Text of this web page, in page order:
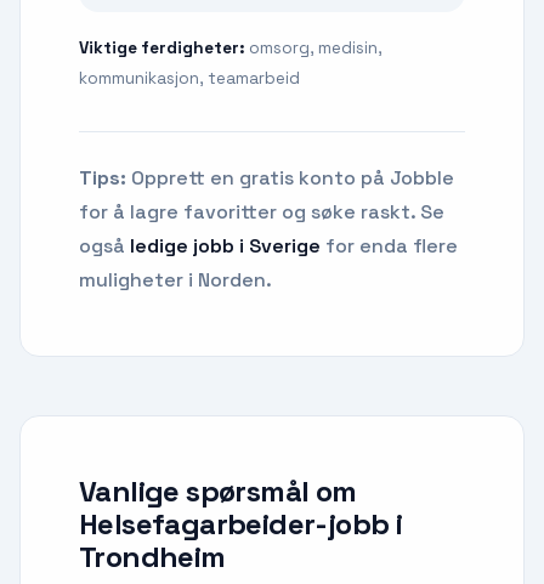
Viktige ferdigheter: omsorg, medisin,
kommunikasjon, teamarbeid
Tips: Opprett en gratis konto på Jobble
for å lagre favoritter og søke raskt. Se
også ledige jobb i Sverige for enda flere
muligheter i Norden.
Vanlige spørsmål om
Helsefagarbeider-jobb i
Trondheim